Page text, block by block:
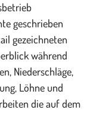
geschrieben
gezeichneten
während
Niederschläge,
Löhne und
die auf dem